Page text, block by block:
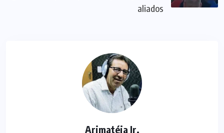
aliados
Arimatéia Jr.